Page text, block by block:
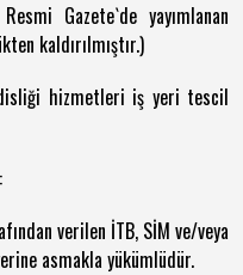
Gazete`de yayımlanan
kaldırılmıştır.)
hizmetleri iş yeri tescil
verilen İTB, SİM ve/veya
asmakla yükümlüdür.